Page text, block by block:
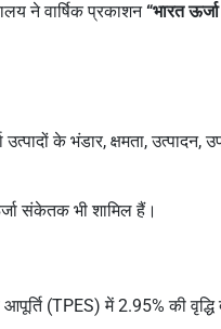
ने वार्षिक प्रकाशन“भारत
के भंडार, क्षमता, उत्पादन,
संकेतक भी शामिल हैं।
(TPES) में 2.95% की